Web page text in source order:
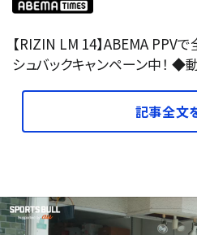
【RIZIN LM 14】ABEMA PPV
シュバックキャンペーン中！
記事全文